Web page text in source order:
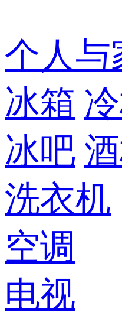
个人与
冰箱
冰吧
洗衣机
空调
电视